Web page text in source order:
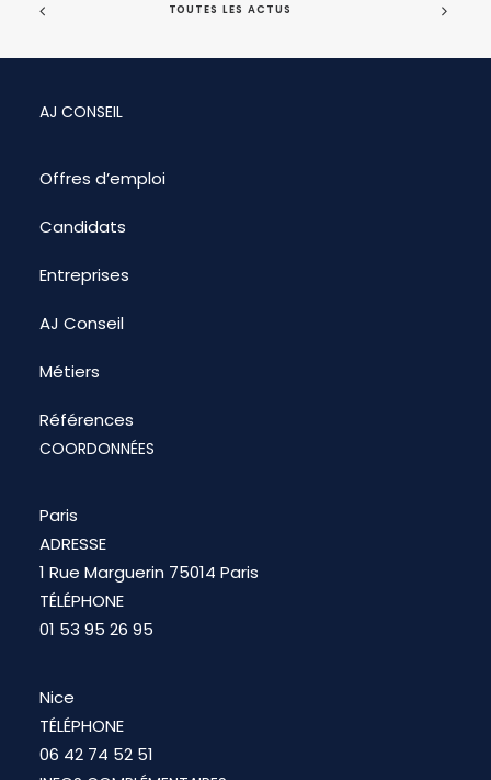
TOUTES LES ACTUS
AJ CONSEIL
Offres d’emploi
Candidats
Entreprises
AJ Conseil
Métiers
Références
COORDONNÉES
Paris
ADRESSE
1 Rue Marguerin 75014 Paris
TÉLÉPHONE
01 53 95 26 95
Nice
TÉLÉPHONE
06 42 74 52 51